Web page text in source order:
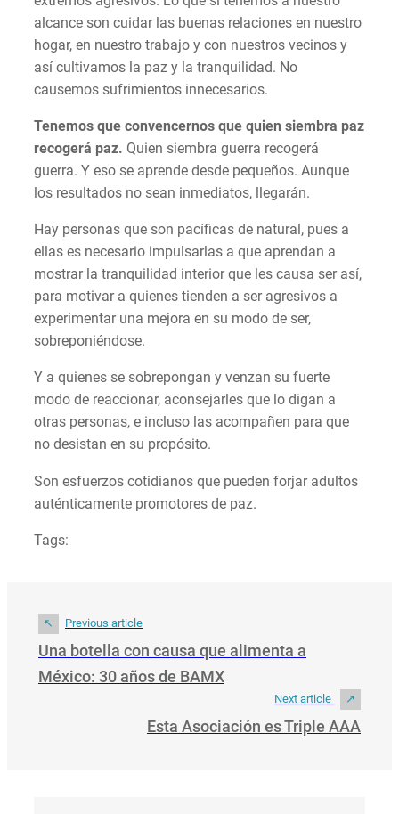
alcance son cuidar las buenas relaciones en nuestro
hogar, en nuestro trabajo y con nuestros vecinos y
así cultivamos la paz y la tranquilidad. No
causemos sufrimientos innecesarios.
Tenemos que convencernos que quien siembra paz
recogerá paz. Quien siembra guerra recogerá
guerra. Y eso se aprende desde pequeños. Aunque
los resultados no sean inmediatos, llegarán.
Hay personas que son pacíficas de natural, pues a
ellas es necesario impulsarlas a que aprendan a
mostrar la tranquilidad interior que les causa ser así,
para motivar a quienes tienden a ser agresivos a
experimentar una mejora en su modo de ser,
sobreponiéndose.
Y a quienes se sobrepongan y venzan su fuerte
modo de reaccionar, aconsejarles que lo digan a
otras personas, e incluso las acompañen para que
no desistan en su propósito.
Son esfuerzos cotidianos que pueden forjar adultos
auténticamente promotores de paz.
Tags:
Previous article
Una botella con causa que alimenta a
México: 30 años de BAMX
Next article
Esta Asociación es Triple AAA